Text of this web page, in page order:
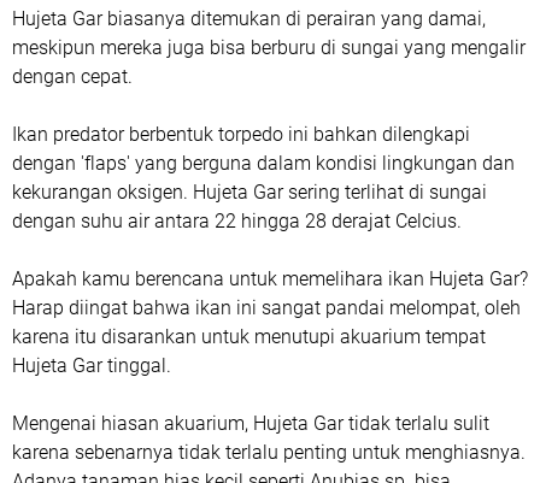
Hujeta Gar biasanya ditemukan di perairan yang damai,
meskipun mereka juga bisa berburu di sungai yang mengalir
dengan cepat.
Ikan predator berbentuk torpedo ini bahkan dilengkapi
dengan 'flaps' yang berguna dalam kondisi lingkungan dan
kekurangan oksigen. Hujeta Gar sering terlihat di sungai
dengan suhu air antara 22 hingga 28 derajat Celcius.
Apakah kamu berencana untuk memelihara ikan Hujeta Gar?
Harap diingat bahwa ikan ini sangat pandai melompat, oleh
karena itu disarankan untuk menutupi akuarium tempat
Hujeta Gar tinggal.
Mengenai hiasan akuarium, Hujeta Gar tidak terlalu sulit
karena sebenarnya tidak terlalu penting untuk menghiasnya.